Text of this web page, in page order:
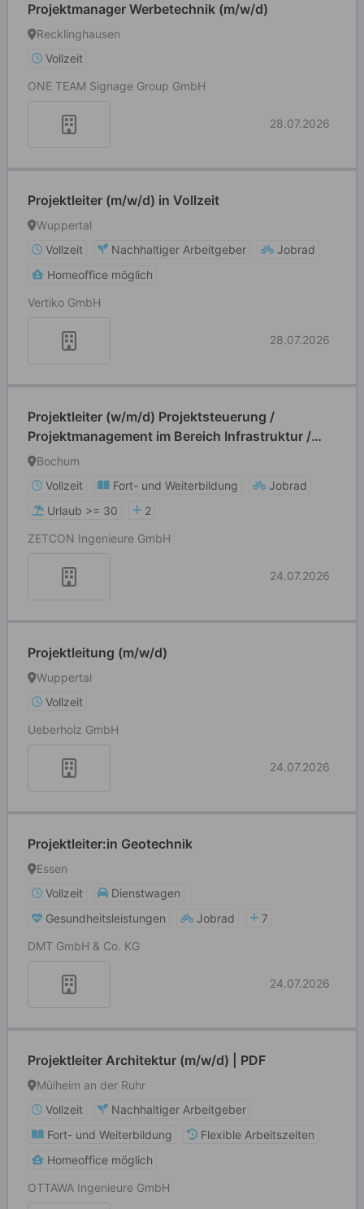
Projektmanager Werbetechnik (m/w/d)
Recklinghausen
Vollzeit
ONE TEAM Signage Group GmbH
28.07.2026
Projektleiter (m/w/d) in Vollzeit
Wuppertal
Vollzeit
Nachhaltiger Arbeitgeber
Jobrad
Homeoffice möglich
Vertiko GmbH
28.07.2026
Projektleiter (w/m/d) Projektsteuerung /
Projektmanagement im Bereich Infrastruktur /
Tiefbau
Bochum
Vollzeit
Fort- und Weiterbildung
Jobrad
Urlaub >= 30
2
ZETCON Ingenieure GmbH
24.07.2026
Projektleitung (m/w/d)
Wuppertal
Vollzeit
Ueberholz GmbH
24.07.2026
Projektleiter:in Geotechnik
Essen
Vollzeit
Dienstwagen
Gesundheitsleistungen
Jobrad
7
DMT GmbH & Co. KG
24.07.2026
Projektleiter Architektur (m/w/d) | PDF
Mülheim an der Ruhr
Vollzeit
Nachhaltiger Arbeitgeber
Fort- und Weiterbildung
Flexible Arbeitszeiten
Homeoffice möglich
OTTAWA Ingenieure GmbH